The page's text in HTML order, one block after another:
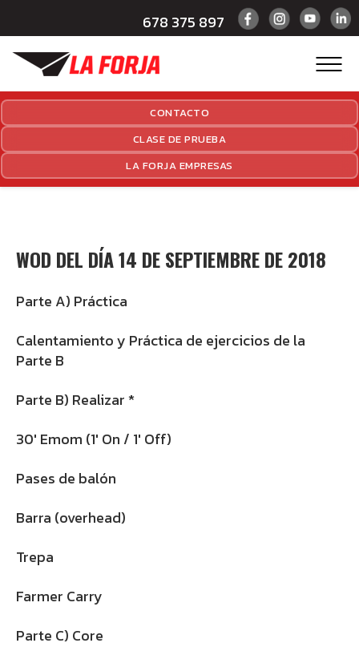
678 375 897
CONTACTO
CLASE DE PRUEBA
LA FORJA EMPRESAS
WOD DEL DÍA 14 DE SEPTIEMBRE DE 2018
Parte A) Práctica
Calentamiento y Práctica de ejercicios de la
Parte B
Parte B) Realizar *
30′ Emom (1′ On / 1′ Off)
Pases de balón
Barra (overhead)
Trepa
Farmer Carry
Parte C) Core